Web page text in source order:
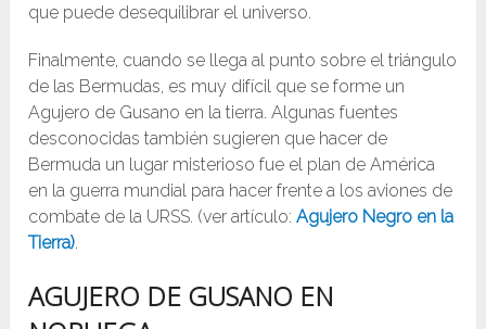
que puede desequilibrar el universo.
Finalmente, cuando se llega al punto sobre el triángulo
de las Bermudas, es muy difícil que se forme un
Agujero de Gusano en la tierra. Algunas fuentes
desconocidas también sugieren que hacer de
Bermuda un lugar misterioso fue el plan de América
en la guerra mundial para hacer frente a los aviones de
combate de la URSS. (ver artículo:Agujero Negro en la
Tierra)
AGUJERO DE GUSANO EN